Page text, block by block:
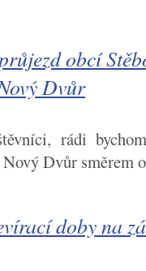
obcí
Dvůr
rádi
Dvůr směrem
doby na